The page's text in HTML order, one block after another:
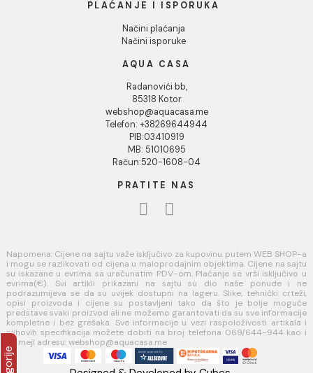
Kako kreirati korisnički nalog?
Reklamacije
Povraćaj sredstava
USLOVI KORIŠĆENJA
Opšti uslovi prodaje u internet prodavnici
Uslovi korišćenja internet prodavnice
Politika privatnosti i zaštita podataka
Politika kolačića
PLAĆANJE I ISPORUKA
Načini plaćanja
Radanovići bb,
85318 Kotor
webshop@aquacasa.me
Telefon: +38269644944
PIB:03410919
MB: 51010695
Račun:520-1608-04